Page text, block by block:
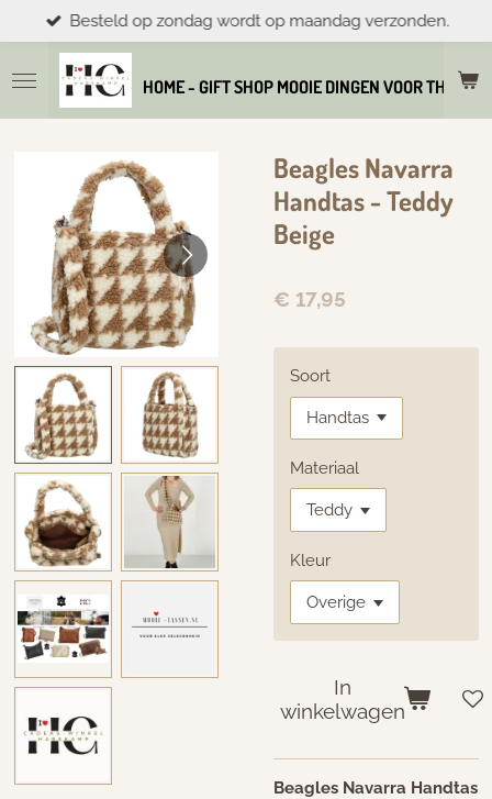
direct
naar
de
hoofdinhoud
HOME - GIFT SHOP MOOIE DINGEN VOOR THUIS
Besteld op zondag wordt op maandag verzonden.
Beagles Navarra
Handtas - Teddy
Beige
€ 17,95
Soort
Materiaal
Kleur
In
winkelwagen
Beagles Navarra Handtas